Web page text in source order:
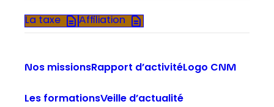
La taxe Affiliation
Nos missionsRapport d’activitéLogo CNM
Les formationsVeille d’actualité